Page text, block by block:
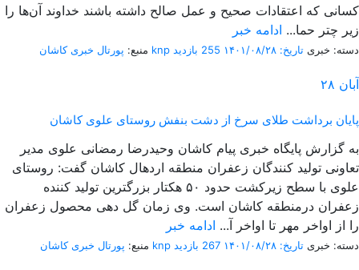
کسانی که اعتقادات صحیح و عمل صالح داشته باشند خداوند آن‌ها را
زیر چتر حما... ادامه خبر
منبع: پورتال خبری كاشان knp دسته: خبری تاریخ: ۱۴۰۱/۰۸/۲۸ 255 بازدید
۲۸ آبان
پایان برداشت طلای سرخ از دشت بنفش روستای علوی کاشان
به گزارش پایگاه خبری پیام کاشان وحیدرضا رمضانی علوی مدیر
تعاونی تولید کنندگان زعفران منطقه اردهال کاشان گفت: روستای
علوی با سطح زیرکشت حدود ۵۰ هکتار بزرگترین تولید کننده
زعفران درمنطقه کاشان است. وی زمان گل دهی محصول زعفران
را از اواخر مهر تا اواخر آ... ادامه خبر
منبع: پورتال خبری كاشان knp دسته: خبری تاریخ: ۱۴۰۱/۰۸/۲۸ 267 بازدید